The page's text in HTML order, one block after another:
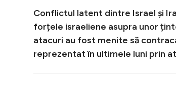
Conflictul latent dintre Israel și
forțele israeliene asupra unor
atacuri au fost menite să
reprezentat în ultimele luni prin